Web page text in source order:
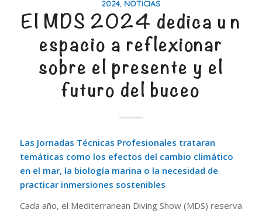
2024, NOTICIAS
El MDS 2024 dedica un
espacio a reflexionar
sobre el presente y el
futuro del buceo
Las Jornadas Técnicas Profesionales trataran
temáticas como los efectos del cambio climático
en el mar, la biología marina o la necesidad de
practicar inmersiones sostenibles
Cada año, el Mediterranean Diving Show (MDS) reserva